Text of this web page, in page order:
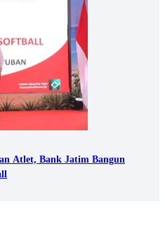
Atlet, Bank Jatim Bangun